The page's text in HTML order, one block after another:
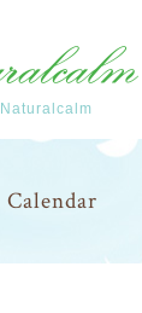
Naturalcalm
Calendar